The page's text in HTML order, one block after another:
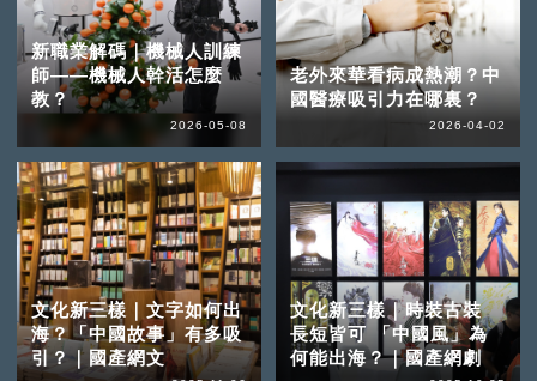
新職業解碼｜機械人訓練
師——機械人幹活怎麼
教？
2026-05-08
老外來華看病成熱潮？中
國醫療吸引力在哪裏？
2026-04-02
文化新三樣｜文字如何出
海？「中國故事」有多吸
引？｜國產網文
文化新三樣｜時裝古裝
長短皆可 「中國風」為
何能出海？｜國產網劇